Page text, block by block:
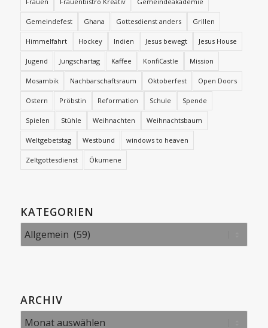
Gemeindefest Ghana Gottesdienst anders Grillen
Himmelfahrt Hockey Indien Jesus bewegt Jesus House
Jugend Jungschartag Kaffee KonfiCastle Mission
Mosambik Nachbarschaftsraum Oktoberfest Open Doors
Ostern Pröbstin Reformation Schule Spende
Spielen Stühle Weihnachten Weihnachtsbaum
Weltgebetstag Westbund windows to heaven
Zeltgottesdienst Ökumene
KATEGORIEN
Kategorien
ARCHIV